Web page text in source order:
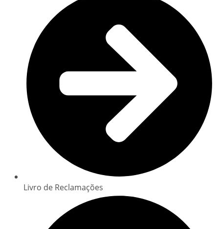
Livro de Reclamações